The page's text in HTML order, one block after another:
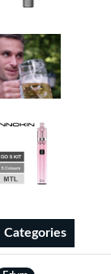
Categories